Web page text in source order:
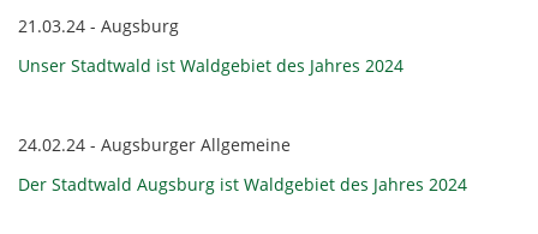
21.03.24 - Augsburg
Unser Stadtwald ist Waldgebiet des Jahres 2024
24.02.24 - Augsburger Allgemeine
Der Stadtwald Augsburg ist Waldgebiet des Jahres 2024